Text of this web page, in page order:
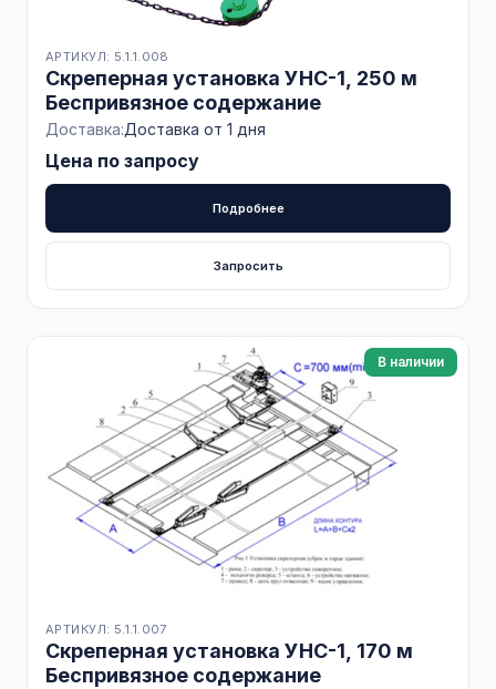
АРТИКУЛ: 5.1.1.008
Скреперная установка УНС-1, 250 м
Беспривязное содержание
Доставка:Доставка от 1 дня
Цена по запросу
Подробнее
Запросить
В наличии
АРТИКУЛ: 5.1.1.007
Скреперная установка УНС-1, 170 м
Беспривязное содержание